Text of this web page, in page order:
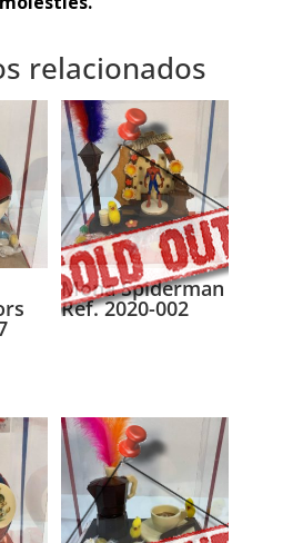
relacionados
Mona Spiderman
Ref. 2020-002